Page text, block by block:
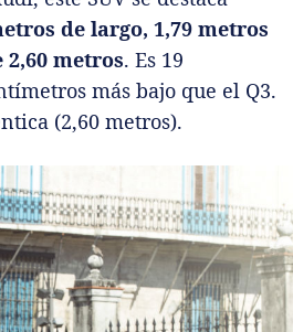
de largo, 1,79 metros
metros. Es 19
más bajo que el Q3.
(2,60 metros).